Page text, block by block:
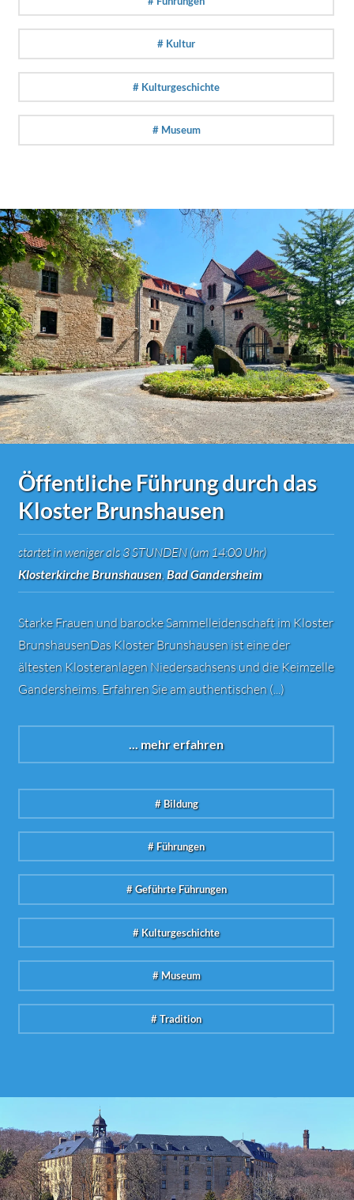
# Kultur
# Kulturgeschichte
# Museum
Öffentliche Führung durch das
Kloster Brunshausen
startet in weniger als 3 STUNDEN (um 14:00 Uhr)
Klosterkirche Brunshausen, Bad Gandersheim
Starke Frauen und barocke Sammelleidenschaft im Kloster
BrunshausenDas Kloster Brunshausen ist eine der
ältesten Klosteranlagen Niedersachsens und die Keimzelle
Gandersheims. Erfahren Sie am authentischen (...)
... mehr erfahren
# Bildung
# Führungen
# Geführte Führungen
# Kulturgeschichte
# Museum
# Tradition